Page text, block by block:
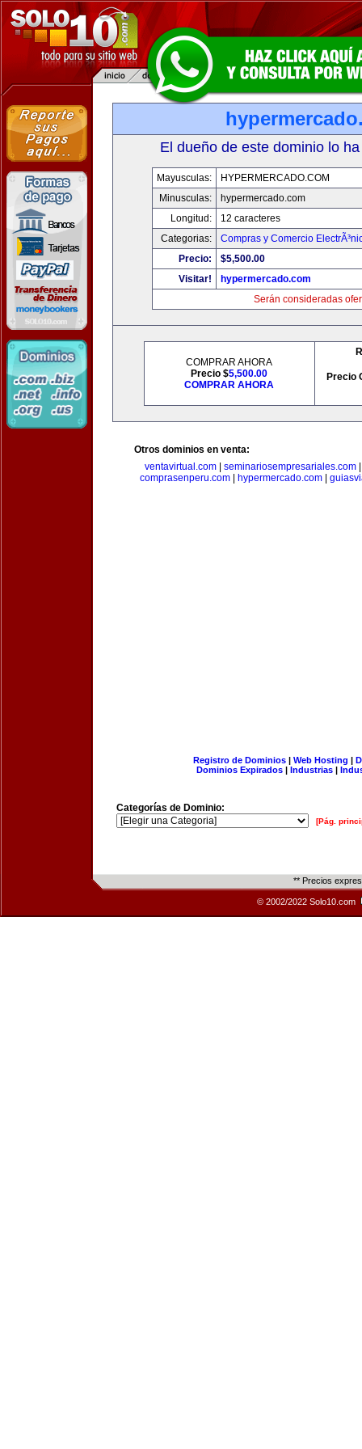
El dueño de este dominio lo
Mayusculas:
HYPERMERCADO.COM
Minusculas:
hypermercado.com
Longitud:
12 caracteres
Categorias:
Compras y Comercio
Precio:
$5,500.00
Visitar!
hypermercado.com
Serán consideradas
COMPRAR AHORA
Precio $5,500.00
COMPRAR AHORA
Precio
Otros dominios en venta:
ventavirtual.com
seminariosempresariales.com
comprasenperu.com
hypermercado.com
Registro de Dominios| Web Hosting |
Dominios Expirados | Industrias |
Categorías de Dominio:
[Pág.
** Precios
© 2002/2022 Solo10.com